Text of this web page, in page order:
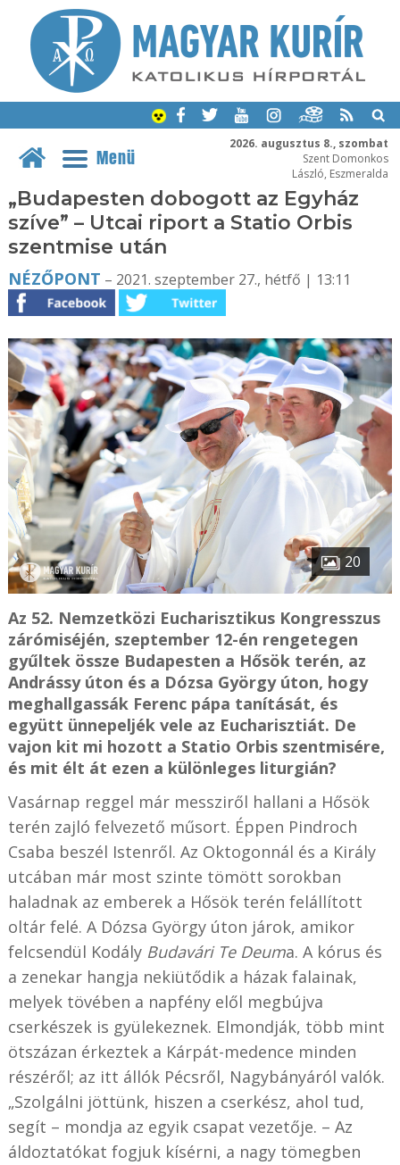
2026. augusztus 8., szombat
Szent Domonkos
László, Eszmeralda
Menü
„Budapesten dobogott az Egyház
szíve” – Utcai riport a Statio Orbis
szentmise után
NÉZŐPONT – 2021. szeptember 27., hétfő | 13:11
20
Az 52. Nemzetközi Eucharisztikus Kongresszus
zárómiséjén, szeptember 12-én rengetegen
gyűltek össze Budapesten a Hősök terén, az
Andrássy úton és a Dózsa György úton, hogy
meghallgassák Ferenc pápa tanítását, és
együtt ünnepeljék vele az Eucharisztiát. De
vajon kit mi hozott a Statio Orbis szentmisére,
és mit élt át ezen a különleges liturgián?
Vasárnap reggel már messziről hallani a Hősök
terén zajló felvezető műsort. Éppen Pindroch
Csaba beszél Istenről. Az Oktogonnál és a Király
utcában már most szinte tömött sorokban
haladnak az emberek a Hősök terén felállított
oltár felé. A Dózsa György úton járok, amikor
felcsendül Kodály Budavári Te Deuma. A kórus és
a zenekar hangja nekiütődik a házak falainak,
melyek tövében a napfény elől megbújva
cserkészek is gyülekeznek. Elmondják, több mint
ötszázan érkeztek a Kárpát-medence minden
részéről; az itt állók Pécsről, Nagybányáról valók.
„Szolgálni jöttünk, hiszen a cserkész, ahol tud,
segít – mondja az egyik csapat vezetője. – Az
áldoztatókat fogjuk kísérni, a nagy tömegben